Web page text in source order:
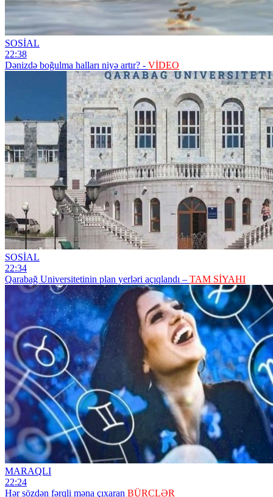
SOSİAL
22:38
Dənizdə boğulma halları niyə artır? - VİDEO
SOSİAL
22:34
Qarabağ Universitetinin plan yerləri açıqlandı – TAM SİYAHI
MARAQLI
22:24
Hər sözdən fərqli məna çıxaran BÜRCLƏR